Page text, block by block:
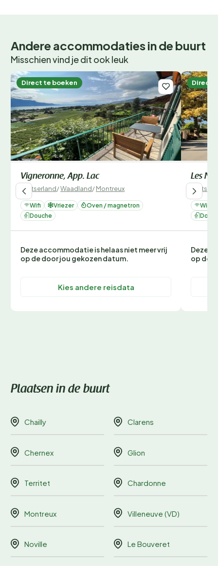
Andere accommodaties in de buurt
Misschien vind je dit ook leuk
Direct te boeken
Vigneronne, App. Lac
Zwitserland/Waadland/Montreux
Wifi Vriezer
Oven / magnetron
Douche
Deze accommodatie is helaas niet meer vrij
op de door jou gekozen datum.
Kies andere reisdata
Direct
Les
Wifi
Deze
op de
Plaatsen in de buurt
Chailly Clarens
Chernex Glion
Territet Chardonne
Montreux Villeneuve (VD)
Noville Le Bouveret